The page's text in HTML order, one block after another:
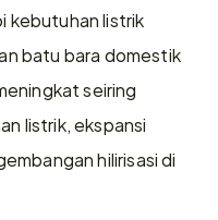
kebutuhan listrik
batu bara domestik
seiring
listrik, ekspansi
hilirisasi di